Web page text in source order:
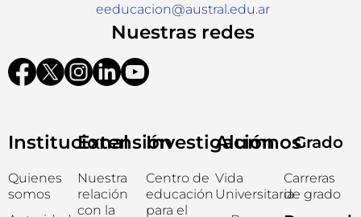
eeducacion@austral.edu.ar
Nuestras redes
Institucional
Quienes
somos
Extensión
Nuestra
relación
con la
Investigación
Centro de
educación
para el
Alumnos
Vida
Universitaria
Grado
Carreras
de grado